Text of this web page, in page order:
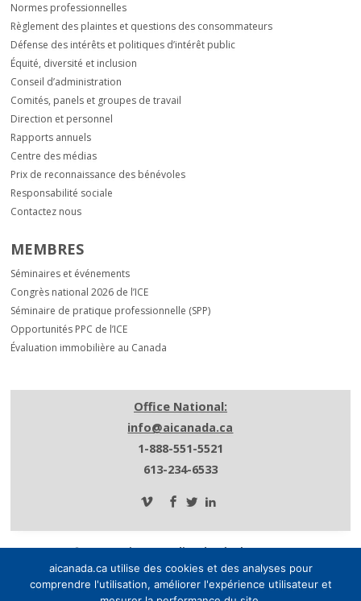
Normes professionnelles
Règlement des plaintes et questions des consommateurs
Défense des intérêts et politiques d’intérêt public
Équité, diversité et inclusion
Conseil d’administration
Comités, panels et groupes de travail
Direction et personnel
Rapports annuels
Centre des médias
Prix de reconnaissance des bénévoles
Responsabilité sociale
Contactez nous
MEMBRES
Séminaires et événements
Congrès national 2026 de l’ICE
Séminaire de pratique professionnelle (SPP)
Opportunités PPC de l’ICE
Évaluation immobilière au Canada
Office National:
info@aicanada.ca
1-888-551-5521
613-234-6533
© 2026 Institut canadien des évaluateurs.
Tous les droits sont réservés.
Politique de confidentialité.
aicanada.ca utilise des cookies et des analyses pour
comprendre l'utilisation, améliorer l'expérience utilisateur et